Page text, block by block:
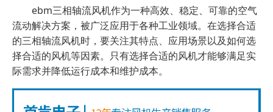
ebm三相轴流风机作为一种高效、稳定、可靠的空气
流动解决方案，被广泛应用于各种工业领域。在选择合适
的三相轴流风机时，要关注其特点、应用场景以及如何选
择合适的风机等因素。只有选择合适的风机才能够满足实
际需求并降低运行成本和维护成本。